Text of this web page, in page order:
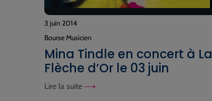
3 juin 2014
Bourse Musicien
Mina Tindle en concert à La
Flèche d’Or le 03 juin
Lire la suite